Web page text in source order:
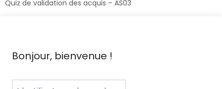
Quiz de validation des acquis – AS03
Bonjour, bienvenue !